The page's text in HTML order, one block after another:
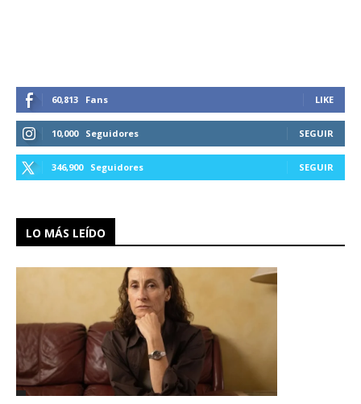
60,813 Fans LIKE
10,000 Seguidores SEGUIR
346,900 Seguidores SEGUIR
LO MÁS LEÍDO